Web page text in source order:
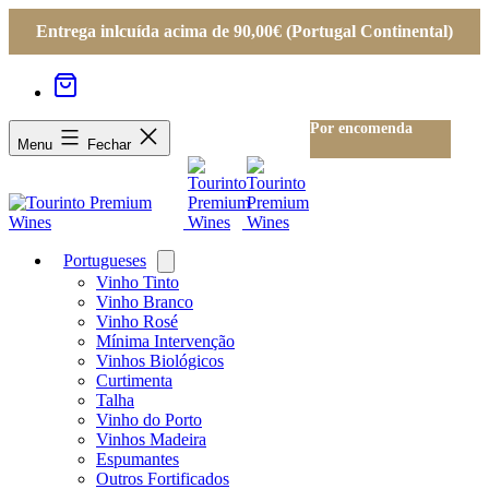
Entrega inlcuída acima de 90,00€ (Portugal Continental)
Menu Fechar
Portugueses
menu
Vinho Tinto
Vinho Branco
Vinho Rosé
Mínima Intervenção
Vinhos Biológicos
Curtimenta
Talha
Vinho do Porto
Vinhos Madeira
Espumantes
Outros Fortificados
Por encomenda